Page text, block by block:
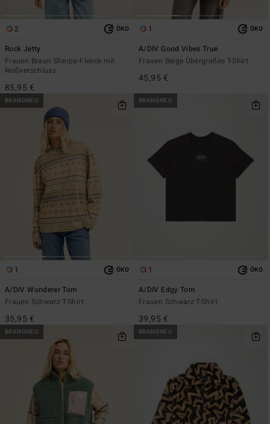
2 ÖKO
Rock Jetty
Frauen Braun Sherpa-Fleece mit
Reißverschluss
85,95 €
1 ÖKO
A/DIV Good Vibes True
Frauen Beige Übergroßes T-Shirt
45,95 €
BRANDNEU
1 ÖKO
A/DIV Wonderer Tom
Frauen Schwarz T-Shirt
35,95 €
BRANDNEU
1 ÖKO
A/DIV Edgy Tom
Frauen Schwarz T-Shirt
39,95 €
BRANDNEU BRANDNEU